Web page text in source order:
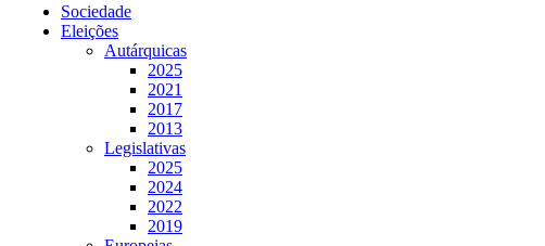
Sociedade
Eleições
Autárquicas
2025
2021
2017
2013
Legislativas
2025
2024
2022
2019